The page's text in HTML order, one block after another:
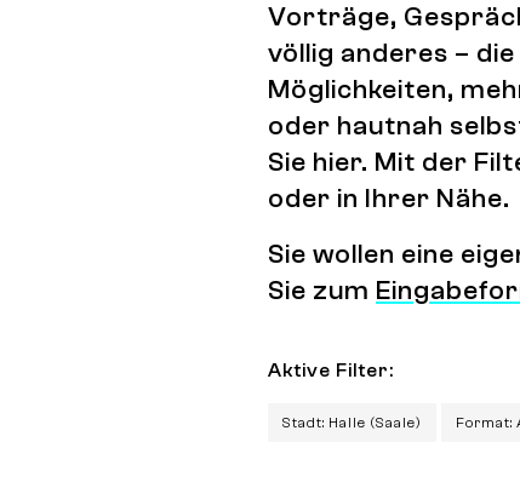
Vorträge,
völlig anderes –
Möglichkeiten,
oder hautnah
Sie hier. Mit der
oder in Ihrer Nähe.
Sie wollen eine
Sie zum
Aktive Filter:
Stadt: Halle (Saale) Format: